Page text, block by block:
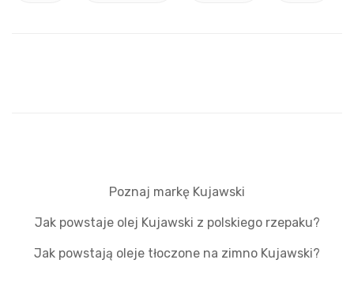
Poznaj markę Kujawski
Jak powstaje olej Kujawski z polskiego rzepaku?
Jak powstają oleje tłoczone na zimno Kujawski?